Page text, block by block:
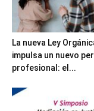
La nueva Ley
impulsa un nuevo
profesional: el...